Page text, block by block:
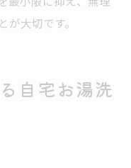
大切です。
自宅お湯洗